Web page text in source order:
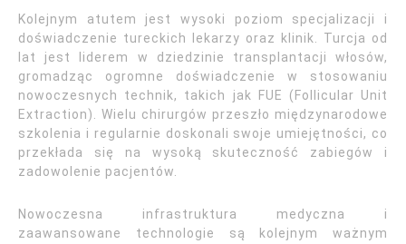
Kolejnym atutem jest wysoki poziom specjalizacji i
doświadczenie tureckich lekarzy oraz klinik. Turcja od
lat jest liderem w dziedzinie transplantacji włosów,
gromadząc ogromne doświadczenie w stosowaniu
nowoczesnych technik, takich jak FUE (Follicular Unit
Extraction). Wielu chirurgów przeszło międzynarodowe
szkolenia i regularnie doskonali swoje umiejętności, co
przekłada się na wysoką skuteczność zabiegów i
zadowolenie pacjentów.
Nowoczesna infrastruktura medyczna i
zaawansowane technologie są kolejnym ważnym